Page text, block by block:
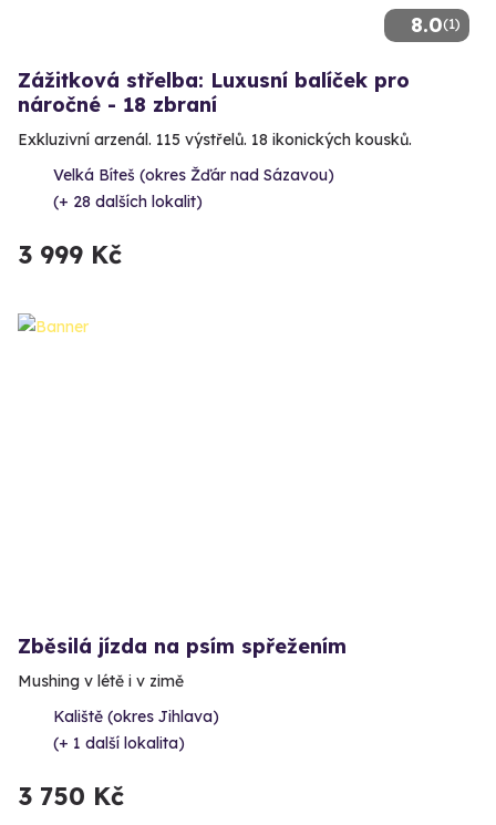
8.0(1)
Zážitková střelba: Luxusní balíček pro
náročné - 18 zbraní
Exkluzivní arzenál. 115 výstřelů. 18 ikonických kousků.
Velká Bíteš (okres Žďár nad Sázavou)
(+ 28 dalších lokalit)
3 999 Kč
Zběsilá jízda na psím spřežením
Mushing v létě i v zimě
Kaliště (okres Jihlava)
(+ 1 další lokalita)
3 750 Kč